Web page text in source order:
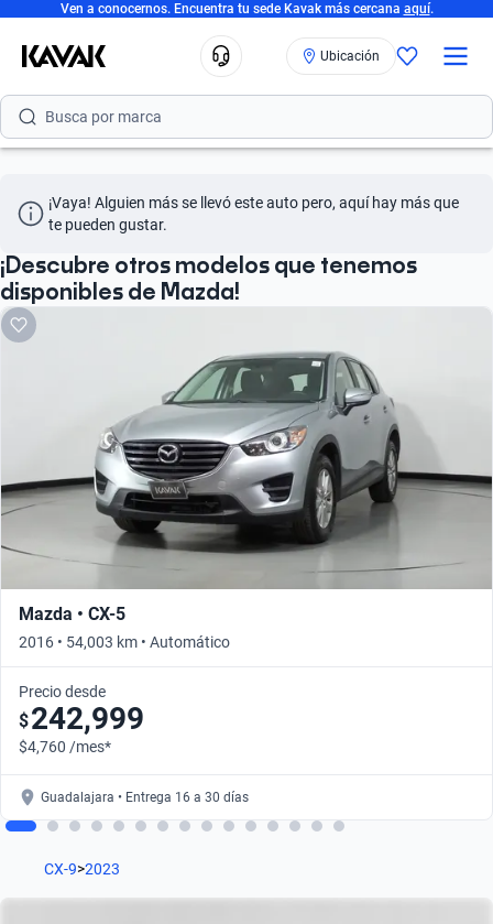
Ven a conocernos. Encuentra tu sede Kavak más cercana aquí.
Ubicación
Busca por versión
Busca por año
Busca por marca
Busca por versión
Busca por año
¡Vaya! Alguien más se llevó este auto pero, aquí hay más que
te pueden gustar.
¡Descubre otros modelos que tenemos
disponibles de Mazda!
Mazda • CX-5
2016 • 54,003 km • Automático
Precio desde
$242,999
$4,760 /mes*
Guadalajara • Entrega 16 a 30 días
CX-9>2023